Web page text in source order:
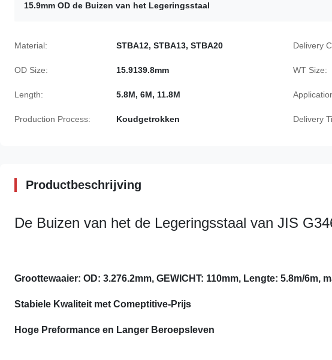
15.9mm OD de Buizen van het Legeringsstaal
Material: STBA12, STBA13, STBA20 Delivery
OD Size: 15.9139.8mm WT Size:
Length: 5.8M, 6M, 11.8M
Production Process: Koudgetrokken Delivery
Productbeschrijving
De Buizen van het de Legeringsstaal van JIS
Groottewaaier: OD: 3.276.2mm, GEWICHT: 110mm, Lengte: 5.8m/6m,
Stabiele Kwaliteit met Comeptitive-Prijs
Hoge Preformance en Langer Beroepsleven